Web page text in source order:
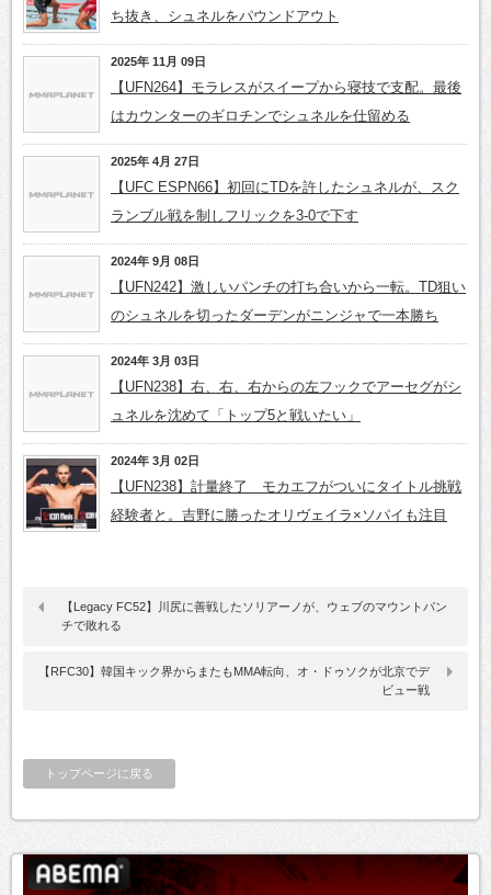
ち抜き、シュネルをパウンドアウト
2025年 11月 09日
【UFN264】モラレスがスイープから寝技で支配。最後
はカウンターのギロチンでシュネルを仕留める
2025年 4月 27日
【UFC ESPN66】初回にTDを許したシュネルが、スク
ランブル戦を制しフリックを3-0で下す
2024年 9月 08日
【UFN242】激しいパンチの打ち合いから一転。TD狙い
のシュネルを切ったダーデンがニンジャで一本勝ち
2024年 3月 03日
【UFN238】右、右、右からの左フックでアーセグがシ
ュネルを沈めて「トップ5と戦いたい」
2024年 3月 02日
【UFN238】計量終了 モカエフがついにタイトル挑戦
経験者と。吉野に勝ったオリヴェイラ×ソパイも注目
【Legacy FC52】川尻に善戦したソリアーノが、ウェブのマウントパン
チで敗れる
【RFC30】韓国キック界からまたもMMA転向、オ・ドゥソクが北京でデ
ビュー戦
トップページに戻る